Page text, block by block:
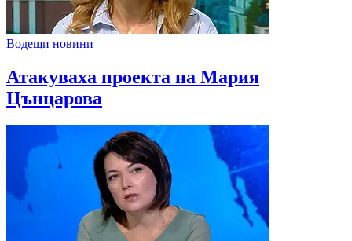
Водещи новини
Атакуваха проекта на Мария
Цънцарова